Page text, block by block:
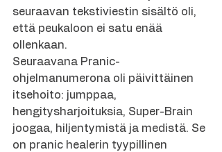
seuraavan tekstiviestin sisältö oli,
että peukaloon ei satu enää
ollenkaan.
Seuraavana Pranic-
ohjelmanumerona oli päivittäinen
itsehoito: jumppaa,
hengitysharjoituksia, Super-Brain
joogaa, hiljentymistä ja medistä. Se
on pranic healerin tyypillinen